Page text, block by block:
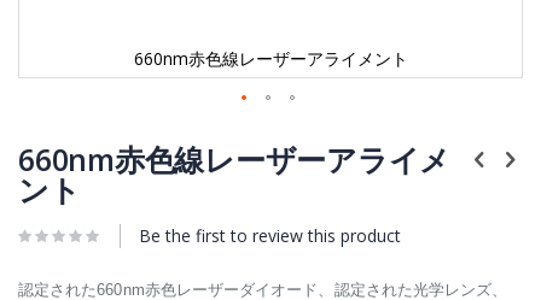
660nm赤色線レーザーアライメント
to
the
beginning
the
gallery
660nm赤色線レーザーアライメ
ント
Be the first to review this product
認定された660nm赤色レーザーダイオード、認定された光学レンズ、